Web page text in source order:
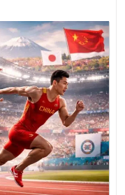
et
de
la
Chine
aux
Jeux